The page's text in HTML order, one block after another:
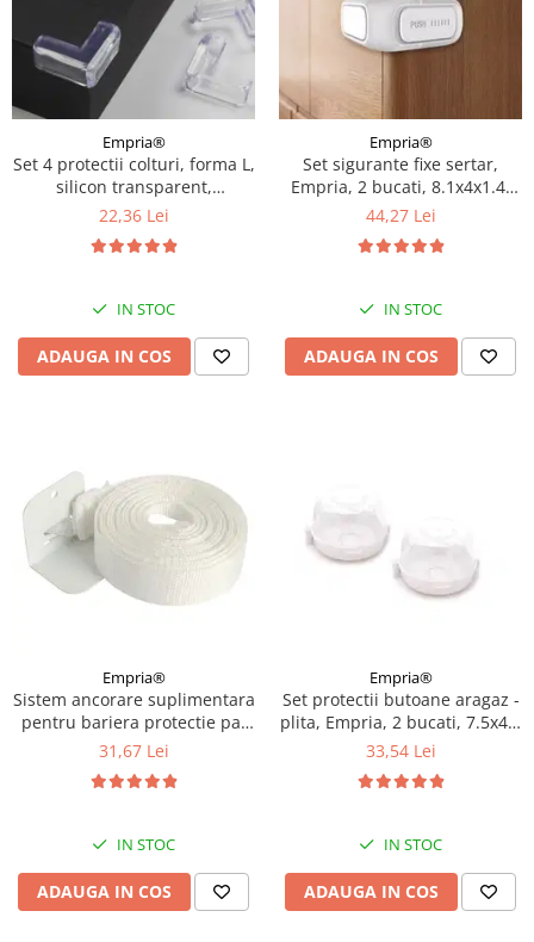
Empria®
Set 4 protectii colturi, forma L,
silicon transparent,
1.5x0.5x4.0 cm
22,36 Lei
IN STOC
ADAUGA IN COS
Empria®
Set sigurante fixe sertar,
Empria, 2 bucati, 8.1x4x1.4,
Alb/Gri
44,27 Lei
IN STOC
ADAUGA IN COS
Empria®
Sistem ancorare suplimentara
pentru bariera protectie pat
copii
31,67 Lei
IN STOC
ADAUGA IN COS
Empria®
Set protectii butoane aragaz -
plita, Empria, 2 bucati, 7.5x4.6
cm, Alb
33,54 Lei
IN STOC
ADAUGA IN COS